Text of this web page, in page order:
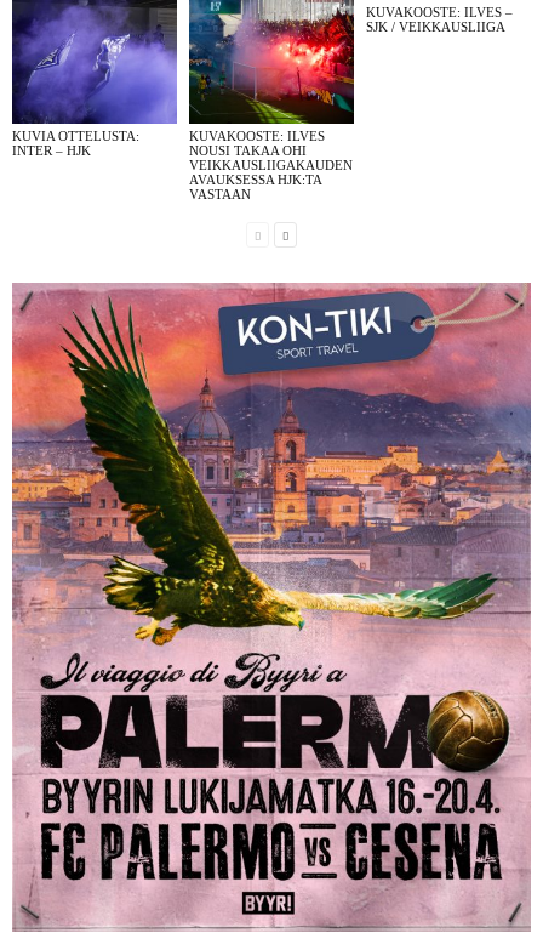
KUVIA OTTELUSTA:
INTER – HJK
KUVAKOOSTE: ILVES
NOUSI TAKAA OHI
VEIKKAUSLIIGAKAUDEN
AVAUKSESSA HJK:TA
VASTAAN
KUVAKOOSTE: ILVES –
SJK / VEIKKAUSLIIGA